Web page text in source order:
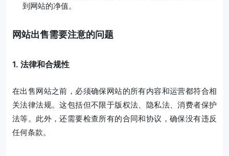
到网站的净值。
网站出售需要注意的问题
1. 法律和合规性
在出售网站之前，必须确保网站的所有内容和运营都符合相
关法律法规。这包括但不限于版权法、隐私法、消费者保护
法等。此外，还需要检查所有的合同和协议，确保没有违反
任何条款。